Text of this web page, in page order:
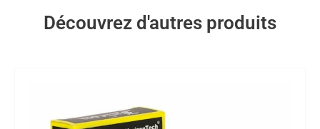
Découvrez d'autres produits